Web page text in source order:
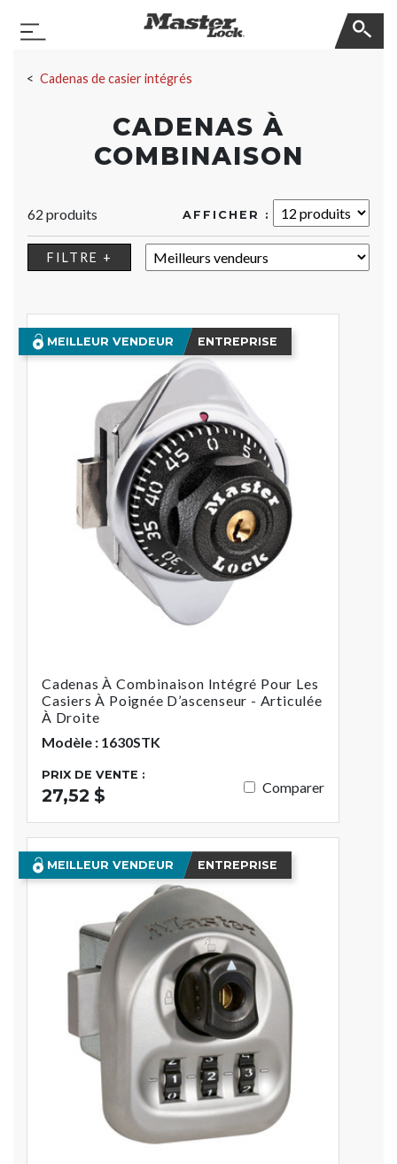
Basculer la navigation
Cadenas de casier intégrés
CADENAS À
COMBINAISON
62 produits AFFICHER :
FILTRE + TRIER :
MEILLEUR VENDEUR ENTREPRISE
Cadenas À Combinaison Intégré Pour Les
Casiers À Poignée D’ascenseur - Articulée
À Droite
Modèle : 1630STK
PRIX DE VENTE :
27,52 $ Comparer
MEILLEUR VENDEUR ENTREPRISE